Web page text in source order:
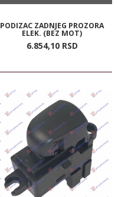
PODIZAC ZADNJEG PROZORA
ELEK. (BEZ MOT)
6.854,10 RSD